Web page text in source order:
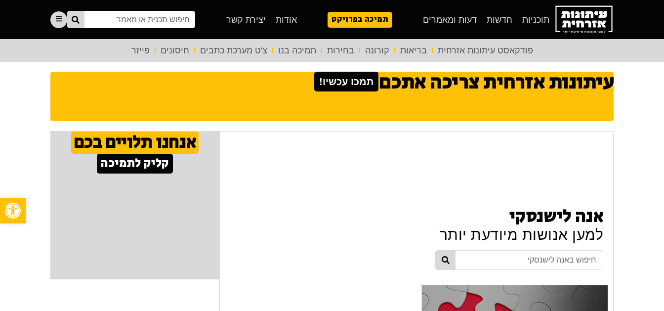
תוכניות חדשות דעות ומאמרים תמיכה בפרויקט אודות יצירת קשר
פודקאסט עיתונות אזרחית בריאות קורונה בחירות תמיכה בנו צ'ט מערכת כתבים חיסונים פייזר
עיתונות אזרחית צריכה אתכם תמכו עכשיו!
אנה לישנסקי
למען אנושות מיודעת יותר
אנחנו תלויים בכם
קליק לתמיכה